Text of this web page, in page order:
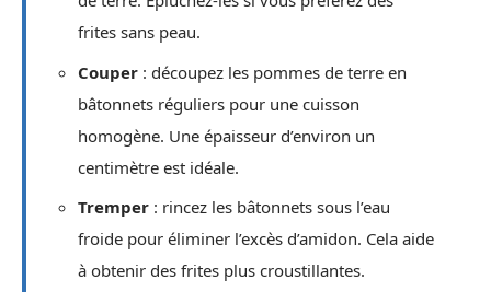
frites sans peau.
Couper : découpez les pommes de terre en
bâtonnets réguliers pour une cuisson
homogène. Une épaisseur d’environ un
centimètre est idéale.
Tremper : rincez les bâtonnets sous l’eau
froide pour éliminer l’excès d’amidon. Cela aide
à obtenir des frites plus croustillantes.